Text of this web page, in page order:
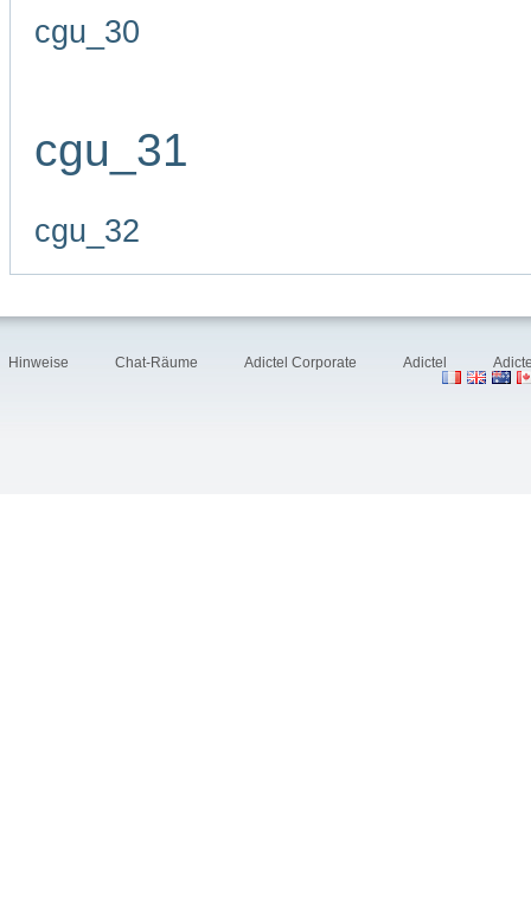
cgu_30
cgu_31
cgu_32
Hinweise Chat-Räume Adictel Corporate Adictel